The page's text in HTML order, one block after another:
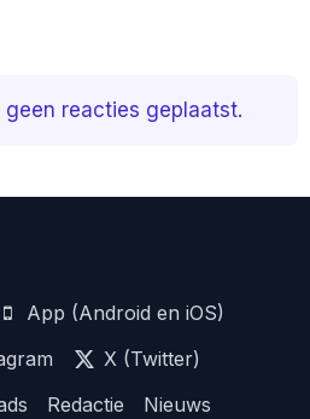
reacties geplaatst.
App (Android en iOS)
X (Twitter)
Redactie
Nieuws